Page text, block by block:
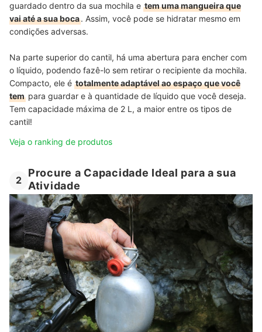
guardado dentro da sua mochila e tem uma mangueira que
vai até a sua boca. Assim, você pode se hidratar mesmo em
condições adversas.
Na parte superior do cantil, há uma abertura para encher com
o líquido, podendo fazê-lo sem retirar o recipiente da mochila.
Compacto, ele é totalmente adaptável ao espaço que você
tem para guardar e à quantidade de líquido que você deseja.
Tem capacidade máxima de 2 L, a maior entre os tipos de
cantil!
Veja o ranking de produtos
2
Procure a Capacidade Ideal para a sua
Atividade